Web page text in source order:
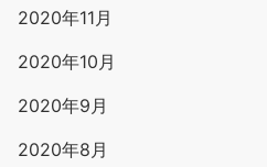
2020年11月
2020年10月
2020年9月
2020年8月